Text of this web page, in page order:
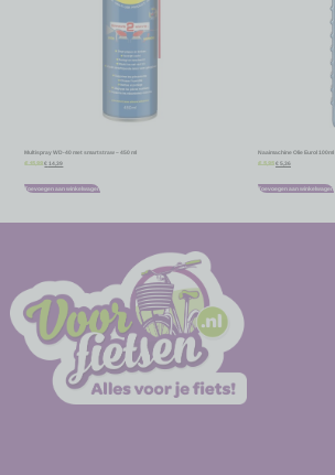
Multispray WD-40 met smartstraw – 450 ml
€ 15,99 € 14,39
Toevoegen aan winkelwagen
Naaimachine Olie Eurol 100ml
€ € 5,36
Toevoegen aan winkelwagen